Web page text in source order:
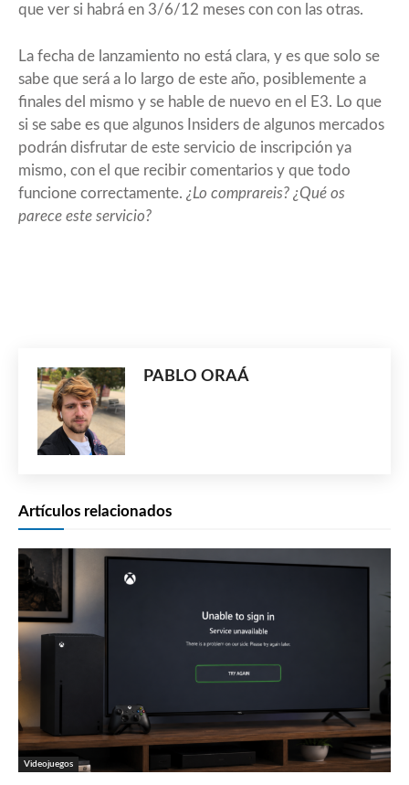
que ver si habrá en 3/6/12 meses con con las otras.
La fecha de lanzamiento no está clara, y es que solo se
sabe que será a lo largo de este año, posiblemente a
finales del mismo y se hable de nuevo en el E3. Lo que
si se sabe es que algunos Insiders de algunos mercados
podrán disfrutar de este servicio de inscripción ya
mismo, con el que recibir comentarios y que todo
funcione correctamente. ¿Lo comprareis? ¿Qué os
parece este servicio?
PABLO ORAÁ
Artículos relacionados
Videojuegos